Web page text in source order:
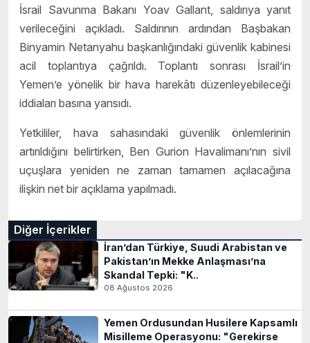
İsrail Savunma Bakanı Yoav Gallant, saldırıya yanıt
verileceğini açıkladı. Saldırının ardından Başbakan
Binyamin Netanyahu başkanlığındaki güvenlik kabinesi
acil toplantıya çağrıldı. Toplantı sonrası İsrail’in
Yemen’e yönelik bir hava harekâtı düzenleyebileceği
iddiaları basına yansıdı.
Yetkililer, hava sahasındaki güvenlik önlemlerinin
artırıldığını belirtirken, Ben Gurion Havalimanı’nın sivil
uçuşlara yeniden ne zaman tamamen açılacağına
ilişkin net bir açıklama yapılmadı.
Diğer İçerikler
İran’dan Türkiye, Suudi Arabistan ve
Pakistan’ın Mekke Anlaşması’na
Skandal Tepki: "K..
08 Ağustos 2026
Yemen Ordusundan Husilere Kapsamlı
Misilleme Operasyonu: "Gerekirse